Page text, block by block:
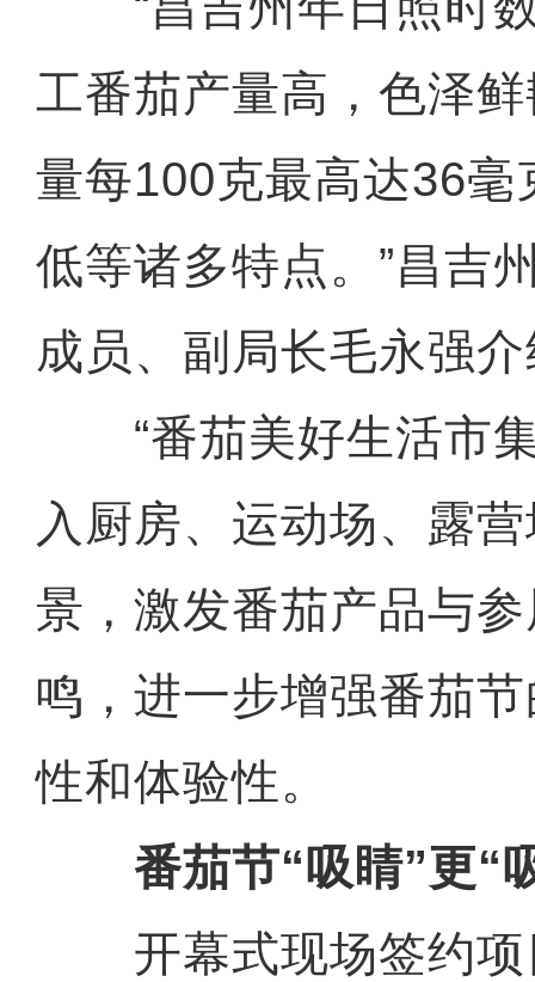
工番茄产量高，色泽
量每100克最高达36毫
低等诸多特点。”昌吉
成员、副局长毛永强
“番茄美好生活市集
入厨房、运动场、露
景，激发番茄产品与
鸣，进一步增强番茄
性和体验性。
番茄节“吸睛”更“
开幕式现场签约项